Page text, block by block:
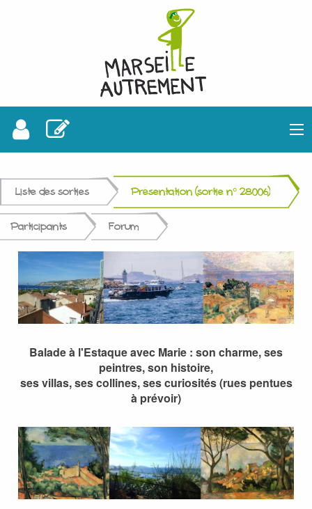
Liste des sorties Présentation (sortie n° 28006)
Participants Forum
Balade à l'Estaque avec Marie : son charme, ses
peintres, son histoire,
ses villas, ses collines, ses curiosités (rues pentues
à prévoir)